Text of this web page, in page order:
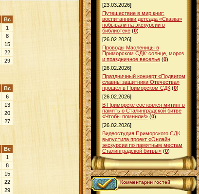
Вс
1
8
15
22
29
Вс
6
13
20
27
Вс
1
8
15
22
29
[23.03.2026]
Путешествие в мир книг:
воспитанники детсада «Сказка»
побывали на экскурсии в
библиотеке (0)
[26.02.2026]
Проводы Масленицы в
Приморском СДК: солнце, мороз
и праздничное веселье (0)
[26.02.2026]
Праздничный концерт «Подвигом
славны защитники Отечества»
прошёл в Приморском СДК (0)
[26.02.2026]
В Приморске состоялся митинг в
память о Сталинградской битве
«Чтобы помнили!» (0)
[26.02.2026]
Видеостудия Приморского СДК
выпустила проект «Онлайн
экскурсии по памятным местам
Сталинградской битвы» (0)
Комментарии гостей